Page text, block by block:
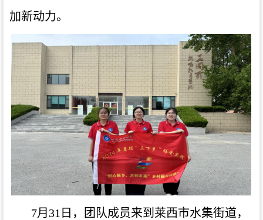
加新动力。
7月31日，团队成员来到莱西市水集街道，